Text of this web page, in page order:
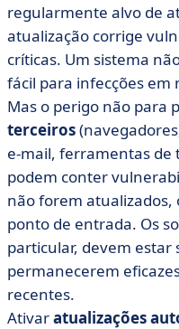
regularmente alvo de
atualização corrige
críticas. Um sistema
fácil para infecções em
Mas o perigo não para
terceiros
e-mail, ferramentas
podem conter
não forem
ponto de entrada. Os
particular, devem estar
permanecerem
recentes.
Ativaratualizações